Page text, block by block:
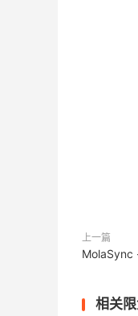
上一篇
MolaSync
相关